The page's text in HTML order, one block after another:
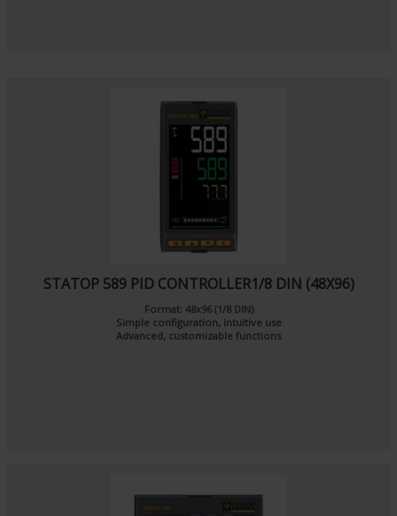
STATOP 589 PID CONTROLLER1/8 DIN (48X96)
Format: 48x96 (1/8 DIN)
Simple configuration, intuitive use
Advanced, customizable functions